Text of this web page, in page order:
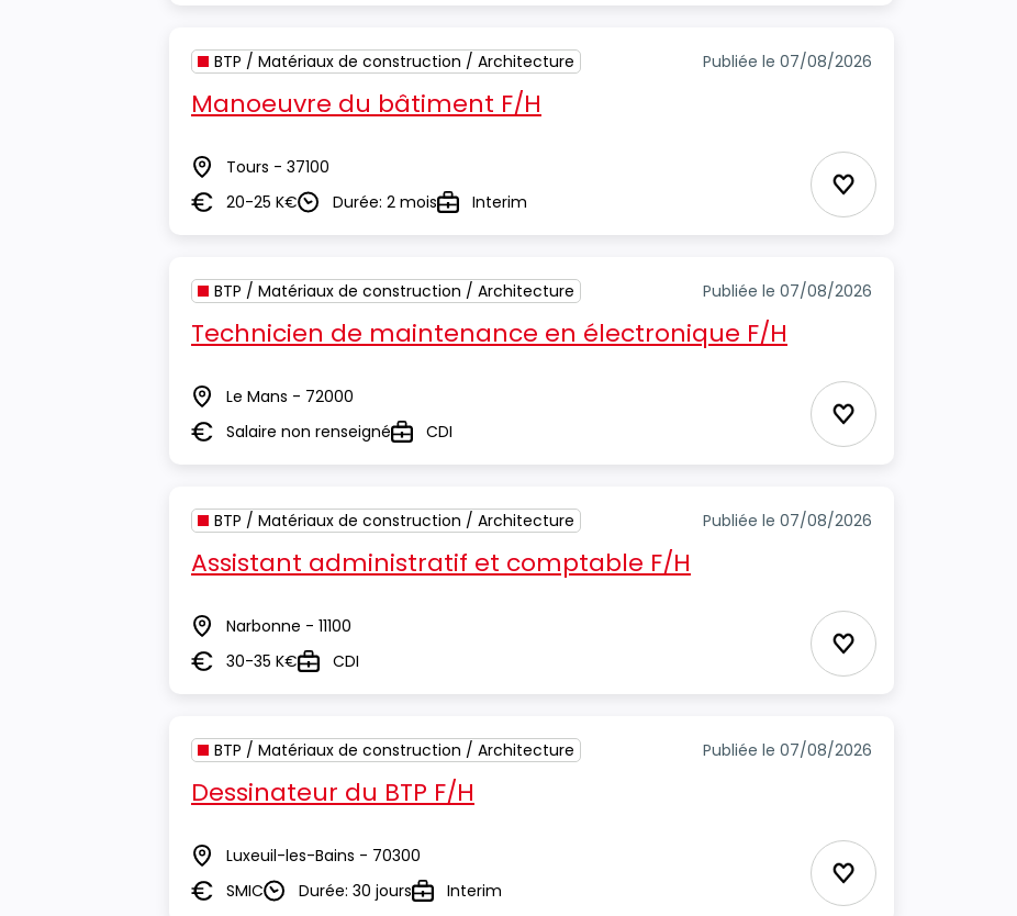
BTP / Matériaux de construction / Architecture Publiée le 07/08/2026
Manoeuvre du bâtiment F/H
Lieu Tours - 37100
Salaire20-25 K€DuréeDurée: 2 moisTypeInterim Ajouter aux
BTP / Matériaux de construction / Architecture Publiée le 07/08/2026
Technicien de maintenance en électronique F/H
Lieu Le Mans - 72000
SalaireSalaire non renseignéTypeCDI Ajouter aux
BTP / Matériaux de construction / Architecture Publiée le 07/08/2026
Assistant administratif et comptable F/H
Lieu Narbonne - 11100
Salaire30-35 K€TypeCDI Ajouter aux
BTP / Matériaux de construction / Architecture Publiée le 07/08/2026
Dessinateur du BTP F/H
Lieu Luxeuil-les-Bains - 70300
Salaire
SMICDuréeDurée: 30 joursTypeInterim Ajouter aux